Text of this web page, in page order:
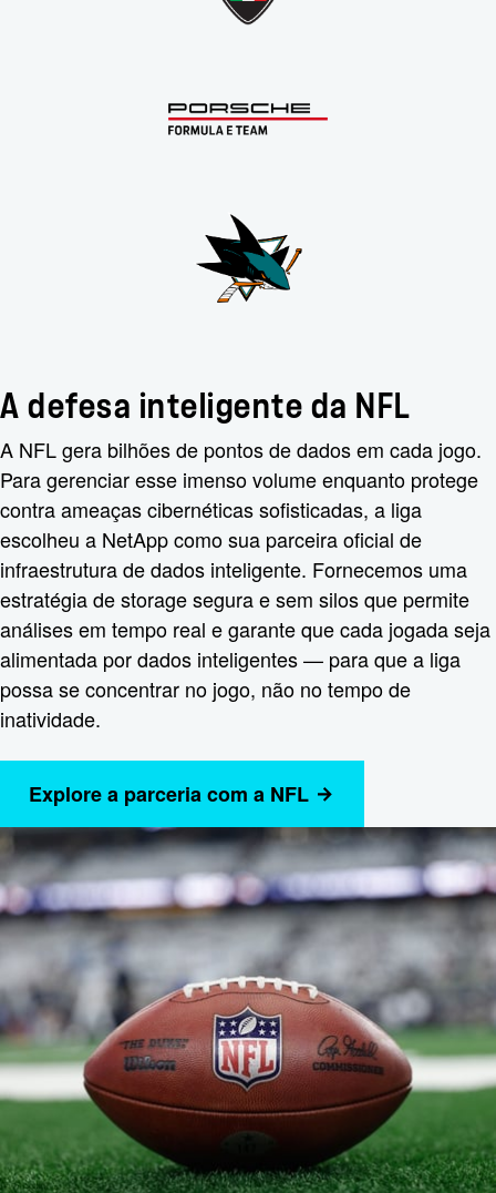
A defesa inteligente da NFL
A NFL gera bilhões de pontos de dados em cada jogo.
Para gerenciar esse imenso volume enquanto protege
contra ameaças cibernéticas sofisticadas, a liga
escolheu a NetApp como sua parceira oficial de
infraestrutura de dados inteligente. Fornecemos uma
estratégia de storage segura e sem silos que permite
análises em tempo real e garante que cada jogada seja
alimentada por dados inteligentes — para que a liga
possa se concentrar no jogo, não no tempo de
inatividade.
Explore a parceria com a NFL